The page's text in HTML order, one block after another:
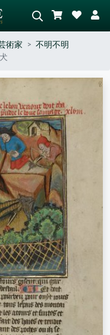
を説明してください – 例：
原、赤の多い抽象画、暗い
木のそばの立ち姿のヌー
ド。
術家
不明不明